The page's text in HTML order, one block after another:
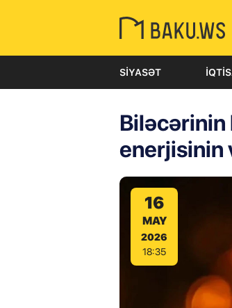
SIYASƏT
enerjisinin
16
MAY
2026
18:35